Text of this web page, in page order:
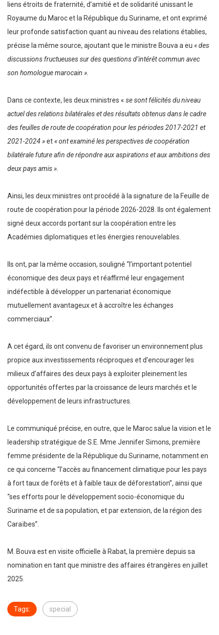
liens étroits de fraternité, d’amitié et de solidarité unissant le
Royaume du Maroc et la République du Suriname, et ont exprimé
leur profonde satisfaction quant au niveau des relations établies,
précise la même source, ajoutant que le ministre Bouva a eu « des
discussions fructueuses sur des questions d’intérêt commun avec
son homologue marocain ».
Dans ce contexte, les deux ministres « se sont félicités du niveau
actuel des relations bilatérales et des résultats obtenus dans le cadre
des feuilles de route de coopération pour les périodes 2017-2021 et
2021-2024 »et« ont examiné les perspectives de coopération
bilatérale future afin de répondre aux aspirations et aux ambitions des
deux pays amis ».
Ainsi, les deux ministres ont procédé à la signature de la Feuille de
route de coopération pour la période 2026-2028. Ils ont également
signé deux accords portant sur la coopération entre les
Académies diplomatiques et les énergies renouvelables.
Ils ont, par la même occasion, souligné “l’important potentiel
économique des deux pays et réaffirmé leur engagement
indéfectible à développer un partenariat économique
mutuellement avantageux et à accroître les échanges
commerciaux”.
A cet égard, ils ont convenu de favoriser un environnement plus
propice aux investissements réciproques et d’encourager les
milieux d’affaires des deux pays à exploiter pleinement les
opportunités offertes par la croissance de leurs marchés et le
développement de leurs infrastructures.
Le communiqué précise, en outre, que le Maroc salue la vision et le
leadership stratégique de S.E. Mme Jennifer Simons, première
femme présidente de la République du Suriname, notamment en
ce qui concerne “l’accès au financement climatique pour les pays
à fort taux de forêts et à faible taux de déforestation”, ainsi que
“ses efforts pour le développement socio-économique du
Suriname et de sa population, et par extension, de la région des
Caraïbes”.
M. Bouva est en visite officielle à Rabat, la première depuis sa
nomination en tant que ministre des affaires étrangères en juillet
2025.
Tags: special